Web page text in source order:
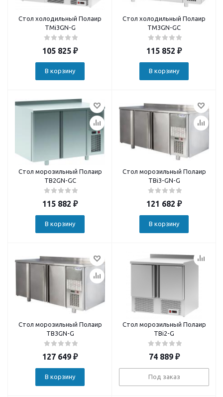
Стол холодильный Полаир
TMi3GN-G
105 825 ₽
В корзину
Стол холодильный Полаир
TM3GN-GC
115 852 ₽
В корзину
Стол морозильный Полаир
TB2GN-GC
115 882 ₽
В корзину
Стол морозильный Полаир
TBi3-GN-G
121 682 ₽
В корзину
Стол морозильный Полаир
TB3GN-G
127 649 ₽
В корзину
Стол морозильный Полаир
TBi2-G
74 889₽
Под заказ